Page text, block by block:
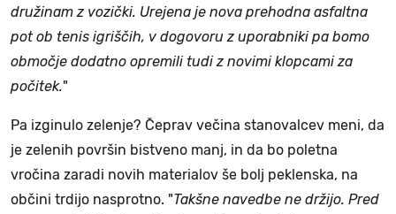
družinam z vozički. Urejena je nova prehodna asfaltna
pot ob tenis igriščih, v dogovoru z uporabniki pa bomo
območje dodatno opremili tudi z novimi klopcami za
počitek."
Pa izginulo zelenje? Čeprav večina stanovalcev meni, da
je zelenih površin bistveno manj, in da bo poletna
vročina zaradi novih materialov še bolj peklenska, na
občini trdijo nasprotno. "Takšne navedbe ne držijo. Pred